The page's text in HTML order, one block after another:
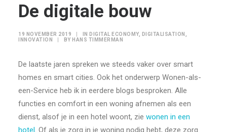
De digitale bouw
19 NOVEMBER 2019 IN DIGITAL ECONOMY, DIGITALISATION
INNOVATION
BY HANS TIMMERMAN
De laatste jaren spreken we steeds vaker over smart
homes en smart cities. Ook het onderwerp Wonen-als-
een-Service heb ik in eerdere blogs besproken. Alle
functies en comfort in een woning afnemen als een
dienst, alsof je in een hotel woont, zie wonen in een
hotel. Of als je zorg in je woning nodig hebt, deze zorg